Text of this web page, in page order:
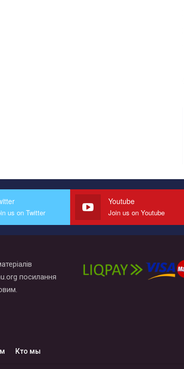
us on Twitter
Youtube
Join us on Youtube
посилання
Кто мы